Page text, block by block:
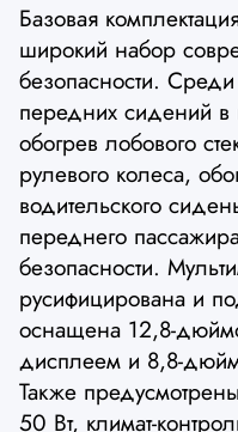
Базовая
широкий набор
безопасности.
передних сидений в
обогрев лобового
рулевого колеса,
водительского
переднего
безопасности.
русифицирована и
оснащена 12,8-
дисплеем и 8,8-
Также
50 Вт, климат-